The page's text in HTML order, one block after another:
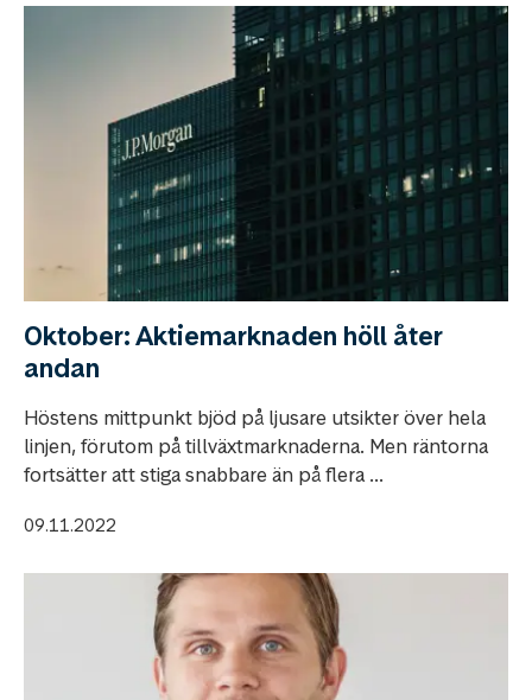
Oktober: Aktiemarknaden höll åter
andan
Höstens mittpunkt bjöd på ljusare utsikter över hela
linjen, förutom på tillväxtmarknaderna. Men räntorna
fortsätter att stiga snabbare än på flera ...
09.11.2022